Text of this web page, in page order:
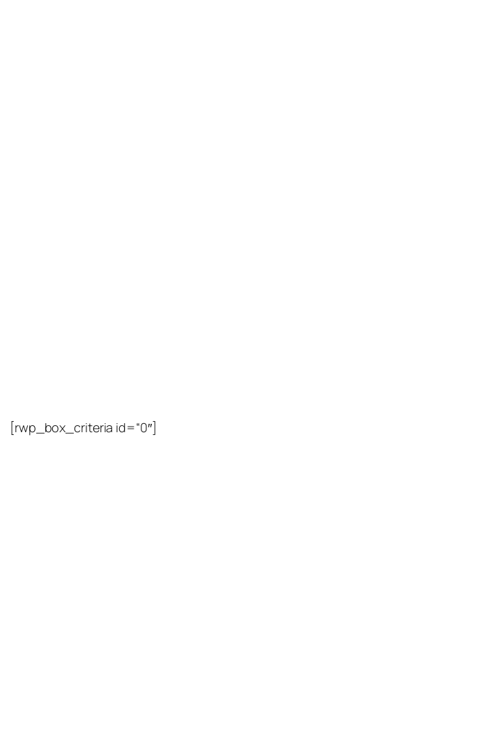
[rwp_box_criteria id=“0″]